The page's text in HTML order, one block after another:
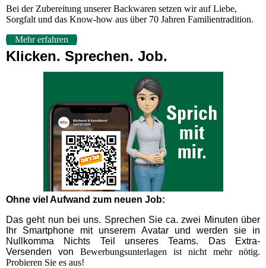
Bei der Zubereitung unserer Backwaren setzen wir auf Liebe,
Sorgfalt und das Know-how aus über 70 Jahren Familientradition.
Mehr erfahren
Klicken. Sprechen. Job.
Ohne viel Aufwand zum neuen Job:
Das geht nun bei uns. Sprechen Sie ca. zwei Minuten über
Ihr Smartphone mit unserem Avatar und werden sie in
Nullkomma Nichts Teil unseres Teams. Das Extra-
Versenden von Bewerbungsunterlagen ist nicht mehr nötig.
Probieren Sie es aus!